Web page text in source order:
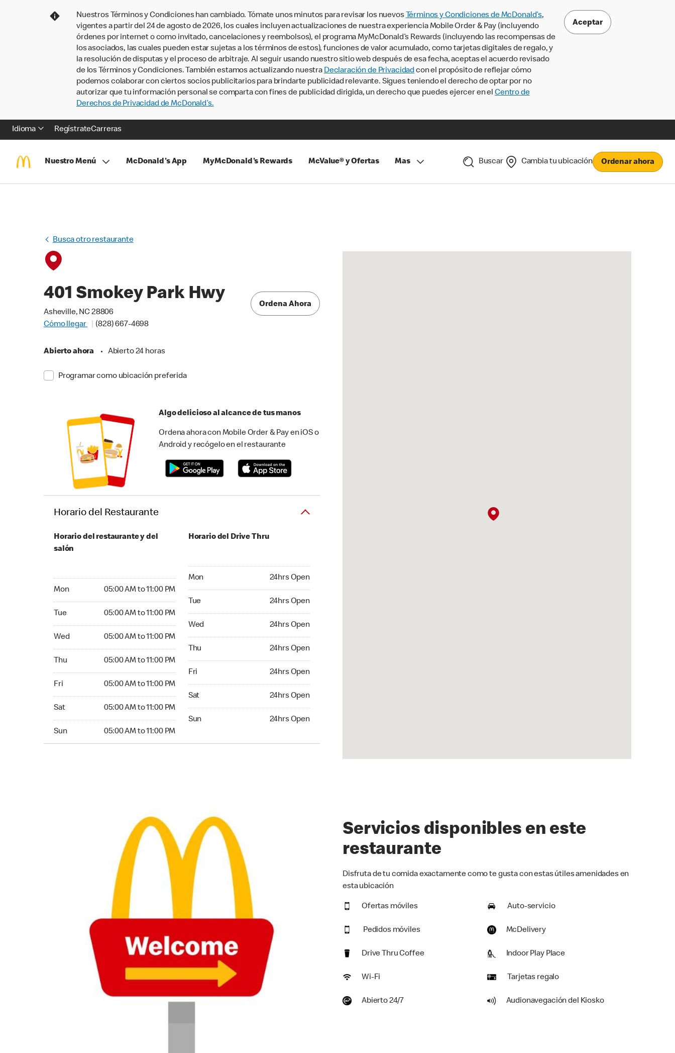
Nuestros Términos y Condiciones han cambiado. Tómate unos minutos para revisar los nuevos Términos y Condiciones de McDonald’s,
vigentes a partir del 24 de agosto de 2026, los cuales incluyen actualizaciones de nuestra experiencia Mobile Order & Pay (incluyendo
órdenes por internet o como invitado, cancelaciones y reembolsos), el programa MyMcDonald’s Rewards (incluyendo las recompensas de
los asociados, las cuales pueden estar sujetas a los términos de estos), funciones de valor acumulado, como tarjetas digitales de regalo, y
la resolución de disputas y el proceso de arbitraje. Al seguir usando nuestro sitio web después de esa fecha, aceptas el acuerdo revisado
de los Términos y Condiciones. También estamos actualizando nuestra Declaración de Privacidadcon el propósito de reflejar cómo
podemos colaborar con ciertos socios publicitarios para brindarte publicidad relevante. Sigues teniendo el derecho de optar por no
autorizar que tu información personal se comparta con fines de publicidad dirigida, un derecho que puedes ejercer en el Centro de
Derechos de Privacidad de McDonald’s.
Aceptar
Idioma RegístrateCarreras
Nuestro Menú McDonald's App MyMcDonald's Rewards McValue® y Ofertas Mas Buscar Cambia tu ubicación Ordenar ahora
Busca otro restaurante
401 Smokey Park Hwy
Asheville, NC 28806
Cómo llegar
(828) 667-4698
Abierto ahora • Abierto 24 horas
Programar como ubicación preferida
Ordena Ahora
Algo delicioso al alcance de tus manos
Ordena ahora con Mobile Order & Pay en iOS o
Android y recógelo en el restaurante
Horario del Restaurante
Horario del restaurante y del
salón
Mon 05:00 AM to 11:00 PM
Tue 05:00 AM to 11:00 PM
Wed 05:00 AM to 11:00 PM
Thu 05:00 AM to 11:00 PM
Fri 05:00 AM to 11:00 PM
Sat 05:00 AM to 11:00 PM
Sun 05:00 AM to 11:00 PM
Horario del Drive Thru
Mon 24hrs Open
Tue 24hrs Open
Wed 24hrs Open
Thu 24hrs Open
Fri 24hrs Open
Sat 24hrs Open
Sun 24hrs Open
Servicios disponibles en este
restaurante
Disfruta de tu comida exactamente como te gusta con estas útiles amenidades en
esta ubicación
Ofertas móviles Auto-servicio
Pedidos móviles McDelivery
Drive Thru Coffee Indoor Play Place
Wi-Fi Tarjetas regalo
Abierto 24/7 Audionavegación del Kiosko